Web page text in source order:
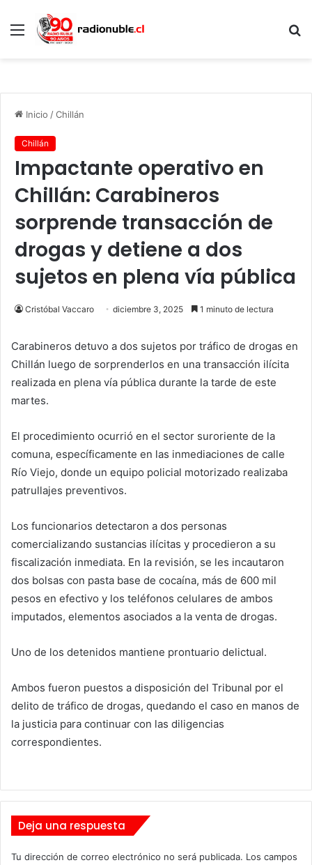
Menú
Inicio /Chillán
Chillán
Impactante operativo en
Chillán: Carabineros
sorprende transacción de
drogas y detiene a dos
sujetos en plena vía pública
Cristóbal Vaccaro diciembre 3, 2025 1 minuto de lectura
Carabineros detuvo a dos sujetos por tráfico de drogas en
Chillán luego de sorprenderlos en una transacción ilícita
realizada en plena vía pública durante la tarde de este
martes.
El procedimiento ocurrió en el sector suroriente de la
comuna, específicamente en las inmediaciones de calle
Río Viejo, donde un equipo policial motorizado realizaba
patrullajes preventivos.
Los funcionarios detectaron a dos personas
comercializando sustancias ilícitas y procedieron a su
fiscalización inmediata. En la revisión, se les incautaron
dos bolsas con pasta base de cocaína, más de 600 mil
pesos en efectivo y los teléfonos celulares de ambos
imputados, elementos asociados a la venta de drogas.
Uno de los detenidos mantiene prontuario delictual.
Ambos fueron puestos a disposición del Tribunal por el
delito de tráfico de drogas, quedando el caso en manos de
la justicia para continuar con las diligencias
correspondientes.
Deja una respuesta
Tu dirección de correo electrónico no será publicada. Los campos